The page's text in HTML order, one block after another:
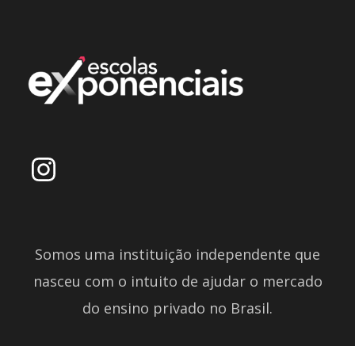
Somos uma instituição independente que
nasceu com o intuito de ajudar o mercado
do ensino privado no Brasil.